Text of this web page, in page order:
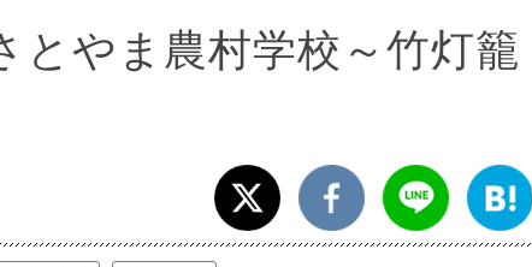
とやま農村学校～竹灯籠